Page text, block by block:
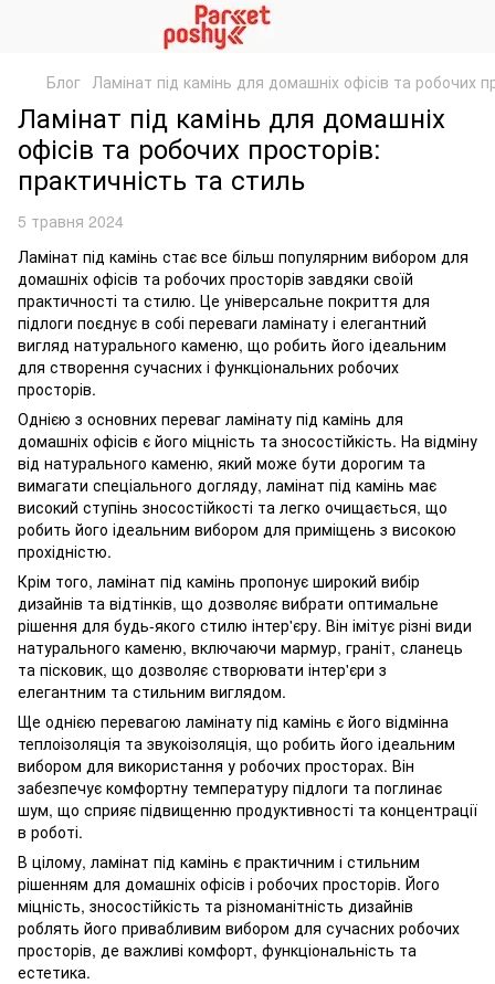
Блог Ламінат під камінь для домашніх офісів та робочих
Ламінат під камінь для домашніх
офісів та робочих просторів:
практичність та стиль
5 травня 2024
Ламінат під камінь стає все більш популярним вибором для
домашніх офісів та робочих просторів завдяки своїй
практичності та стилю. Це універсальне покриття для
підлоги поєднує в собі переваги ламінату і елегантний
вигляд натурального каменю, що робить його ідеальним
для створення сучасних і функціональних робочих
просторів.
Однією з основних переваг ламінату під камінь для
домашніх офісів є його міцність та зносостійкість. На відміну
від натурального каменю, який може бути дорогим та
вимагати спеціального догляду, ламінат під камінь має
високий ступінь зносостійкості та легко очищається, що
робить його ідеальним вибором для приміщень з високою
прохідністю.
Крім того, ламінат під камінь пропонує широкий вибір
дизайнів та відтінків, що дозволяє вибрати оптимальне
рішення для будь-якого стилю інтер'єру. Він імітує різні види
натурального каменю, включаючи мармур, граніт, сланець
та пісковик, що дозволяє створювати інтер'єри з
елегантним та стильним виглядом.
Ще однією перевагою ламінату під камінь є його відмінна
теплоізоляція та звукоізоляція, що робить його ідеальним
вибором для використання у робочих просторах. Він
забезпечує комфортну температуру підлоги та поглинає
шум, що сприяє підвищенню продуктивності та концентрації
в роботі.
В цілому, ламінат під камінь є практичним і стильним
рішенням для домашніх офісів і робочих просторів. Його
міцність, зносостійкість та різноманітність дизайнів
роблять його привабливим вибором для сучасних робочих
просторів, де важливі комфорт, функціональність та
естетика.